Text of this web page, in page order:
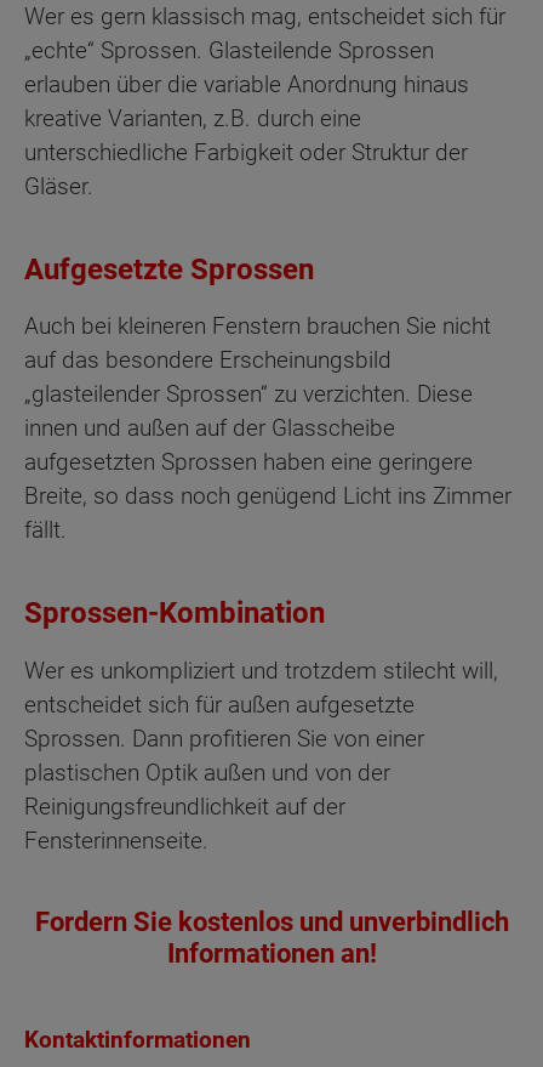
Wer es gern klassisch mag, entscheidet sich für
„echte“ Sprossen. Glasteilende Sprossen
erlauben über die variable Anordnung hinaus
kreative Varianten, z.B. durch eine
unterschiedliche Farbigkeit oder Struktur der
Gläser.
Aufgesetzte Sprossen
Auch bei kleineren Fenstern brauchen Sie nicht
auf das besondere Erscheinungsbild
„glasteilender Sprossen“ zu verzichten. Diese
innen und außen auf der Glasscheibe
aufgesetzten Sprossen haben eine geringere
Breite, so dass noch genügend Licht ins Zimmer
fällt.
Sprossen-Kombination
Wer es unkompliziert und trotzdem stilecht will,
entscheidet sich für außen aufgesetzte
Sprossen. Dann profitieren Sie von einer
plastischen Optik außen und von der
Reinigungsfreundlichkeit auf der
Fensterinnenseite.
Fordern Sie kostenlos und unverbindlich
Informationen an!
Kontaktinformationen